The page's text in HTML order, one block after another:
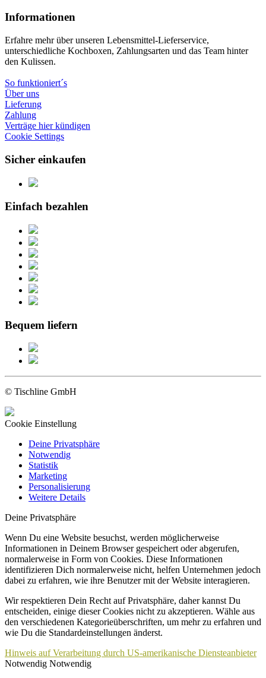
Informationen
Erfahre mehr über unseren Lebensmittel-Lieferservice,
unterschiedliche Kochboxen, Zahlungsarten und das Team hinter
den Kulissen.
So funktioniert´s
Über uns
Lieferung
Zahlung
Verträge hier kündigen
Cookie Settings
Sicher einkaufen
Einfach bezahlen
Bequem liefern
© Tischline GmbH
Cookie Einstellung
Deine Privatsphäre
Notwendig
Statistik
Marketing
Personalisierung
Weitere Details
Deine Privatsphäre
Wenn Du eine Website besuchst, werden möglicherweise
Informationen in Deinem Browser gespeichert oder abgerufen,
normalerweise in Form von Cookies. Diese Informationen
identifizieren Dich normalerweise nicht, helfen Unternehmen jedoch
dabei zu erfahren, wie ihre Benutzer mit der Website interagieren.
Wir respektieren Dein Recht auf Privatsphäre, daher kannst Du
entscheiden, einige dieser Cookies nicht zu akzeptieren. Wähle aus
den verschiedenen Kategorieüberschriften, um mehr zu erfahren und
wie Du die Standardeinstellungen änderst.
Hinweis auf Verarbeitung durch US-amerikanische Diensteanbieter
Notwendig Notwendig